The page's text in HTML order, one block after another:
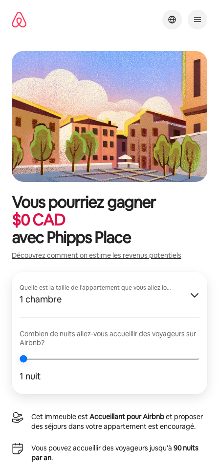
directement
Vous pourriez gagner
$0CAD
avecPhipps Place
Découvrez comment on estime les revenus potentiels
Quelle est la taille de l'appartement que vous allez louer?
1 chambre
Combien de nuits allez-vous accueillir des voyageurs sur
Airbnb?
1 nuit
Cet immeuble estAccueillant pour Airbnbet proposer
des séjours dans votre appartement est encouragé.
Vous pouvez accueillir des voyageurs jusqu'à 90 nuits
par an.